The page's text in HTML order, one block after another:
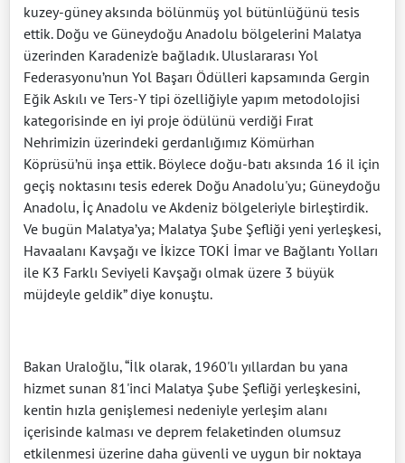
kuzey-güney aksında bölünmüş yol bütünlüğünü tesis
ettik. Doğu ve Güneydoğu Anadolu bölgelerini Malatya
üzerinden Karadeniz'e bağladık. Uluslararası Yol
Federasyonu’nun Yol Başarı Ödülleri kapsamında Gergin
Eğik Askılı ve Ters-Y tipi özelliğiyle yapım metodolojisi
kategorisinde en iyi proje ödülünü verdiği Fırat
Nehrimizin üzerindeki gerdanlığımız Kömürhan
Köprüsü’nü inşa ettik. Böylece doğu-batı aksında 16 il için
geçiş noktasını tesis ederek Doğu Anadolu'yu; Güneydoğu
Anadolu, İç Anadolu ve Akdeniz bölgeleriyle birleştirdik.
Ve bugün Malatya’ya; Malatya Şube Şefliği yeni yerleşkesi,
Havaalanı Kavşağı ve İkizce TOKİ İmar ve Bağlantı Yolları
ile K3 Farklı Seviyeli Kavşağı olmak üzere 3 büyük
müjdeyle geldik” diye konuştu.
Bakan Uraloğlu, “İlk olarak, 1960'lı yıllardan bu yana
hizmet sunan 81'inci Malatya Şube Şefliği yerleşkesini,
kentin hızla genişlemesi nedeniyle yerleşim alanı
içerisinde kalması ve deprem felaketinden olumsuz
etkilenmesi üzerine daha güvenli ve uygun bir noktaya